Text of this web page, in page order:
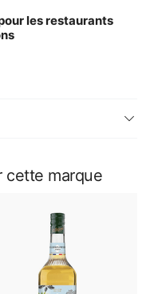
les restaurants
cette marque